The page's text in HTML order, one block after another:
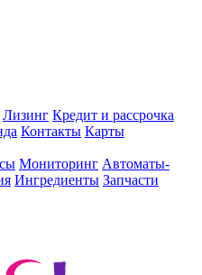
Лизинг Кредит и рассрочка
Контакты Карты
Мониторинг Автоматы-
Ингредиенты Запчасти